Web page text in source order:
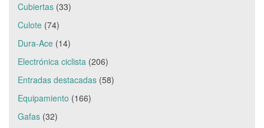
Cubiertas (33)
Culote (74)
Dura-Ace (14)
Electrónica ciclista (206)
Entradas destacadas (58)
Equipamiento (166)
Gafas (32)